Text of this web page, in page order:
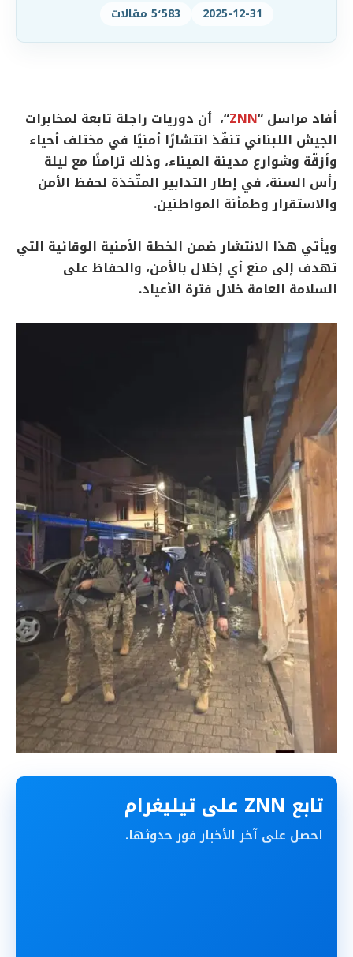
2025-12-31 5٬583 مقالات
أفاد مراسل “ZNN“، ٲن دوريات راجلة تابعة لمخابرات
الجيش اللبناني تنفّذ انتشارًا أمنيًا في مختلف أحياء
وأزقّة وشوارع مدينة الميناء، وذلك تزامنًا مع ليلة
رأس السنة، في إطار التدابير المتّخذة لحفظ الأمن
والاستقرار وطمأنة المواطنين.
ويأتي هذا الانتشار ضمن الخطة الأمنية الوقائية التي
تهدف إلى منع أي إخلال بالأمن، والحفاظ على
السلامة العامة خلال فترة الأعياد.
تابع ZNN على تيليغرام
احصل على آخر الأخبار فور حدوثها.